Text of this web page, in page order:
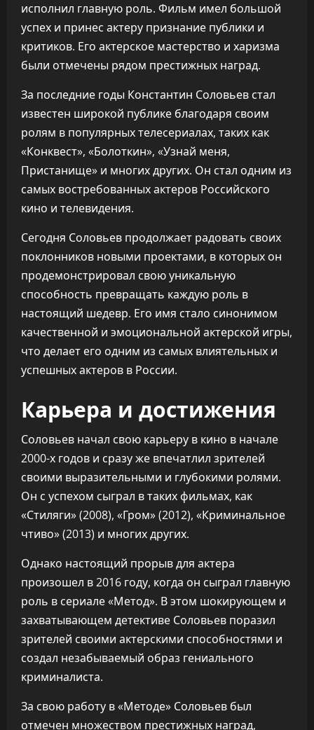
исполнил главную роль. Фильм имел большой
успех и принес актеру признание публики и
критиков. Его актерское мастерство и харизма
были отмечены рядом престижных наград.
За последние годы Константин Соловьев стал
известен широкой публике благодаря своим
ролям в популярных телесериалах, таких как
«Конквест», «Болоткин», «Узнай меня,
Пристанище» и многих других. Он стал одним из
самых востребованных актеров Российского
кино и телевидения.
Сегодня Соловьев продолжает радовать своих
поклонников новыми проектами, в которых он
продемонстрировал свою уникальную
способность превращать каждую роль в
настоящий шедевр. Его имя стало синонимом
качественной и эмоциональной актерской игры,
что делает его одним из самых влиятельных и
успешных актеров в России.
Карьера и достижения
Соловьев начал свою карьеру в кино в начале
2000-х годов и сразу же впечатлил зрителей
своими выразительными и глубокими ролями.
Он с успехом сыграл в таких фильмах, как
«Стиляги» (2008), «Гром» (2012), «Криминальное
чтиво» (2013) и многих других.
Однако настоящий прорыв для актера
произошел в 2016 году, когда он сыграл главную
роль в сериале «Метод». В этом шокирующем и
захватывающем детективе Соловьев поразил
зрителей своими актерскими способностями и
создал незабываемый образ гениального
криминалиста.
За свою работу в «Методе» Соловьев был
отмечен множеством престижных наград,